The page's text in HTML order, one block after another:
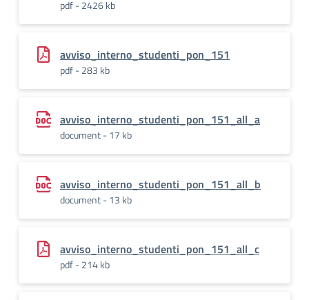
pdf - 2426 kb
avviso_interno_studenti_pon_151
pdf - 283 kb
avviso_interno_studenti_pon_151_all_a
document - 17 kb
avviso_interno_studenti_pon_151_all_b
document - 13 kb
avviso_interno_studenti_pon_151_all_c
pdf - 214 kb